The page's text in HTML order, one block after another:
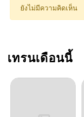
ยังไม่มีความคิดเห็น
เทรนเดือนนี้